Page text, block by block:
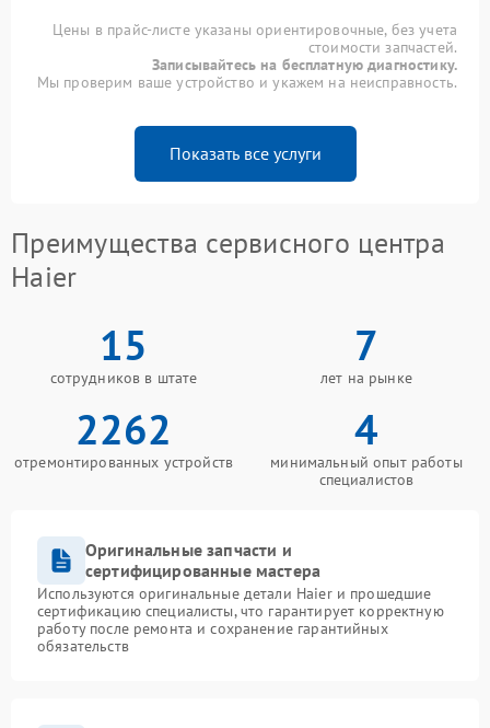
Цены в прайс-листе указаны ориентировочные, без учета
стоимости запчастей.
Записывайтесь на бесплатную диагностику.
Мы проверим ваше устройство и укажем на неисправность.
Показать все услуги
Преимущества сервисного центра
Haier
15
сотрудников в штате
7
лет на рынке
2262
отремонтированных устройств
4
минимальный опыт работы
специалистов
Оригинальные запчасти и
сертифицированные мастера
Используются оригинальные детали Haier и прошедшие
сертификацию специалисты, что гарантирует корректную
работу после ремонта и сохранение гарантийных
обязательств